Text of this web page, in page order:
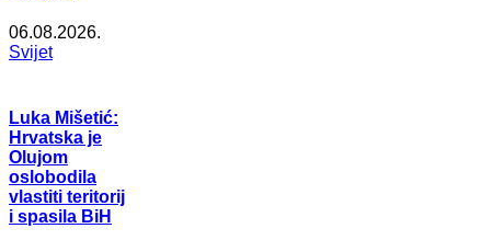
06.08.2026.
Svijet
Luka Mišetić:
Hrvatska je
Olujom
oslobodila
vlastiti teritorij
i spasila BiH